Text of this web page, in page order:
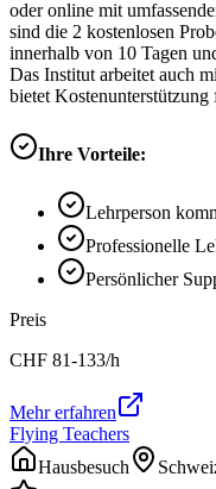
oder online mit
sind die 2 kostenlosen
innerhalb von 10 Tagen
Das Institut arbeitet auch
bietet
Ihre Vorteile:
Lehrperson
Professionelle
Persönlicher
Preis
CHF 81-133/h
Mehr erfahren
Flying Teachers
Hausbesuch